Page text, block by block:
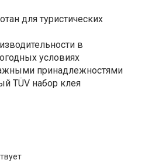
для туристических
в
условиях
принадлежностями
TÜV набор клея